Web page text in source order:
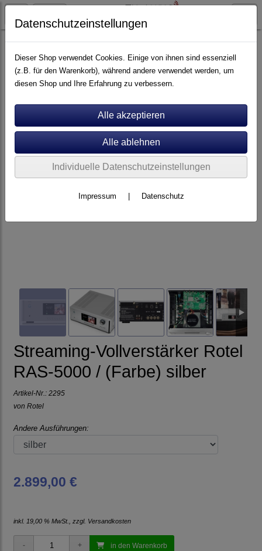
Elektronik Vollverstärker
Streaming-Vollverstärker Rotel
RAS-5000 / (Farbe) silber
Artikel-Nr.: 2295
von Rotel
Andere Ausführungen:
2.899,00 €
inkl. 19,00 % MwSt., zzgl. Versandkosten
in den Warenkorb
Datenschutzeinstellungen
Dieser Shop verwendet Cookies. Einige von ihnen sind essenziell
(z.B. für den Warenkorb), während andere verwendet werden, um
diesen Shop und Ihre Erfahrung zu verbessern.
Individuelle Datenschutzeinstellungen
Impressum Datenschutz